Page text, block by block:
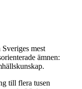
mest
ämnen:
till flera tusen